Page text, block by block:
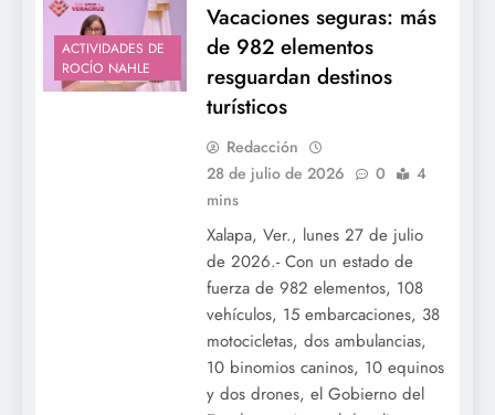
ACTIVIDADES DE
ROCÍO NAHLE
Vacaciones seguras: más
de 982 elementos
resguardan destinos
turísticos
Redacción
28 de julio de 2026
0
4
mins
Xalapa, Ver., lunes 27 de julio
de 2026.- Con un estado de
fuerza de 982 elementos, 108
vehículos, 15 embarcaciones, 38
motocicletas, dos ambulancias,
10 binomios caninos, 10 equinos
y dos drones, el Gobierno del